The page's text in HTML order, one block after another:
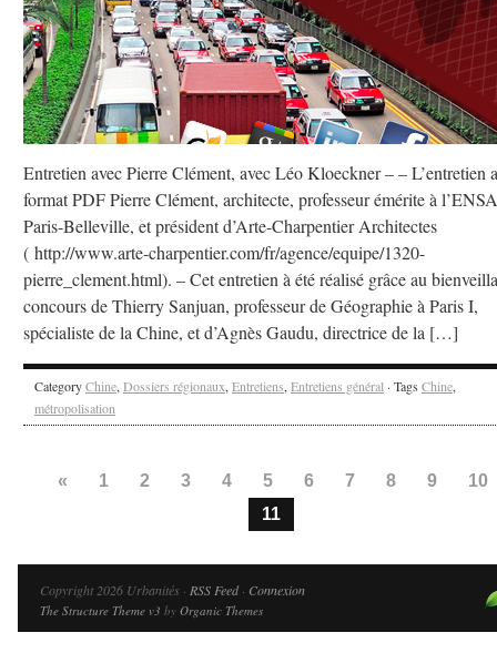
Entretien avec Pierre Clément, avec Léo Kloeckner – – L’entretien
format PDF Pierre Clément, architecte, professeur émérite à l’ENSA
Paris-Belleville, et président d’Arte-Charpentier Architectes
( http://www.arte-charpentier.com/fr/agence/equipe/1320-
pierre_clement.html). – Cet entretien à été réalisé grâce au
concours de Thierry Sanjuan, professeur de Géographie à Paris I,
spécialiste de la Chine, et d’Agnès Gaudu, directrice de la […]
CategoryChine, Dossiers régionaux, Entretiens, Entretiens général · Tags Chine,
métropolisation
« 1 2 3 4 5 6 7 8 9
10
11
Copyright 2026 Urbanités · RSS Feed· Connexion
The Structure Theme v3 by Organic Themes